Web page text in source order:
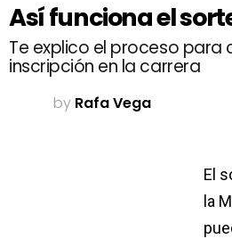
Así funciona el
Te explico el proceso para
inscripción en la carrera
by Rafa Vega
El
la